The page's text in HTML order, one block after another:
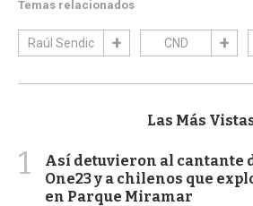
Temas relacionados
Raúl Sendic CND
Las Más
1
Así detuvieron al cantante
One23 y a chilenos que
en Parque Miramar